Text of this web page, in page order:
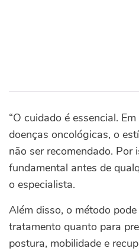
“O cuidado é essencial.
doenças oncológicas, o
não ser recomendado. Por
fundamental antes de
o especialista.
Além disso, o método
tratamento quanto para
postura, mobilidade e